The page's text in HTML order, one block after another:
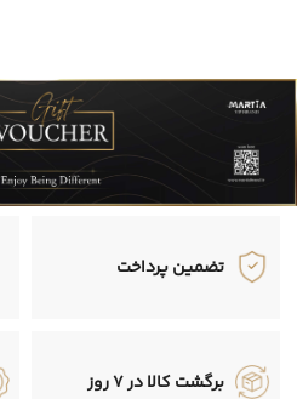
تضمین پرداخت
برگشت کالا در 7 روز